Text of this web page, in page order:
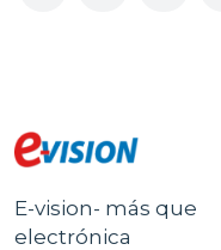
E-vision- más que
electrónica